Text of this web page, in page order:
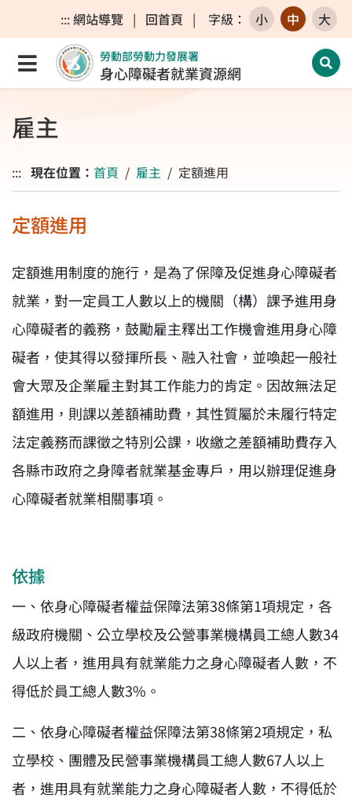
跳至主要內容區
跳至主要選單
跳至網站搜尋
:::網站導覽 | 回首頁 | 字級 ： 小 中 大
點選開啟選單
勞動部勞動力發展署
身心障礙者就業資源網 開
雇主
::: 現在位置： 首頁 雇主 定額進用
定額進用
定額進用制度的施行，是為了保障及促進身心障礙者
就業，對一定員工人數以上的機關（構）課予進用身
心障礙者的義務，鼓勵雇主釋出工作機會進用身心障
礙者，使其得以發揮所長、融入社會，並喚起一般社
會大眾及企業雇主對其工作能力的肯定。因故無法足
額進用，則課以差額補助費，其性質屬於未履行特定
法定義務而課徵之特別公課，收繳之差額補助費存入
各縣市政府之身障者就業基金專戶，用以辦理促進身
心障礙者就業相關事項。
依據
一、依身心障礙者權益保障法第38條第1項規定，各
級政府機關、公立學校及公營事業機構員工總人數34
人以上者，進用具有就業能力之身心障礙者人數，不
得低於員工總人數3%。
二、依身心障礙者權益保障法第38條第2項規定，私
立學校、團體及民營事業機構員工總人數67人以上
者，進用具有就業能力之身心障礙者人數，不得低於